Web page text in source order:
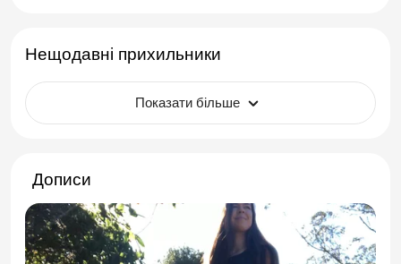
Нещодавні прихильники
Показати більше
Дописи